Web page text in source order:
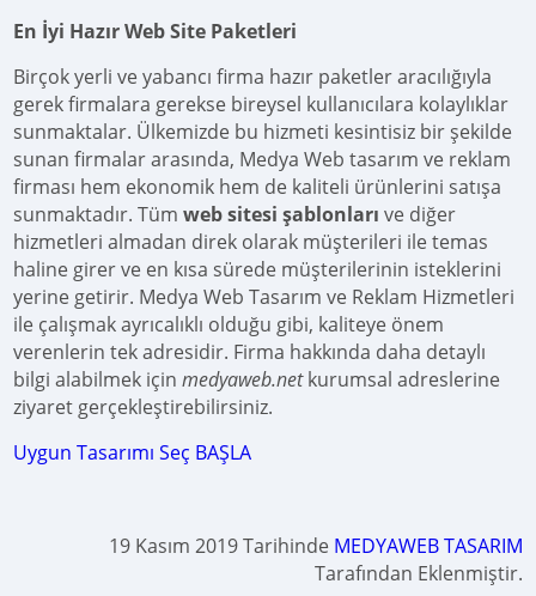
En İyi Hazır Web Site Paketleri
Birçok yerli ve yabancı firma hazır paketler aracılığıyla
gerek firmalara gerekse bireysel kullanıcılara kolaylıklar
sunmaktalar. Ülkemizde bu hizmeti kesintisiz bir şekilde
sunan firmalar arasında, Medya Web tasarım ve reklam
firması hem ekonomik hem de kaliteli ürünlerini satışa
sunmaktadır. Tümweb sitesi şablonları ve diğer
hizmetleri almadan direk olarak müşterileri ile temas
haline girer ve en kısa sürede müşterilerinin isteklerini
yerine getirir. Medya Web Tasarım ve Reklam Hizmetleri
ile çalışmak ayrıcalıklı olduğu gibi, kaliteye önem
verenlerin tek adresidir. Firma hakkında daha detaylı
bilgi alabilmek içinmedyaweb.netkurumsal adreslerine
ziyaret gerçekleştirebilirsiniz.
Uygun Tasarımı Seç BAŞLA
19 Kasım 2019 Tarihinde MEDYAWEB TASARIM
Tarafından Eklenmiştir.